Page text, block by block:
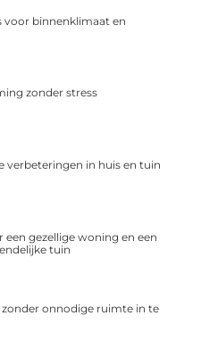
voor binnenklimaat en
zonder stress
verbeteringen in huis en tuin
een gezellige woning en een
tuin
onnodige ruimte in te